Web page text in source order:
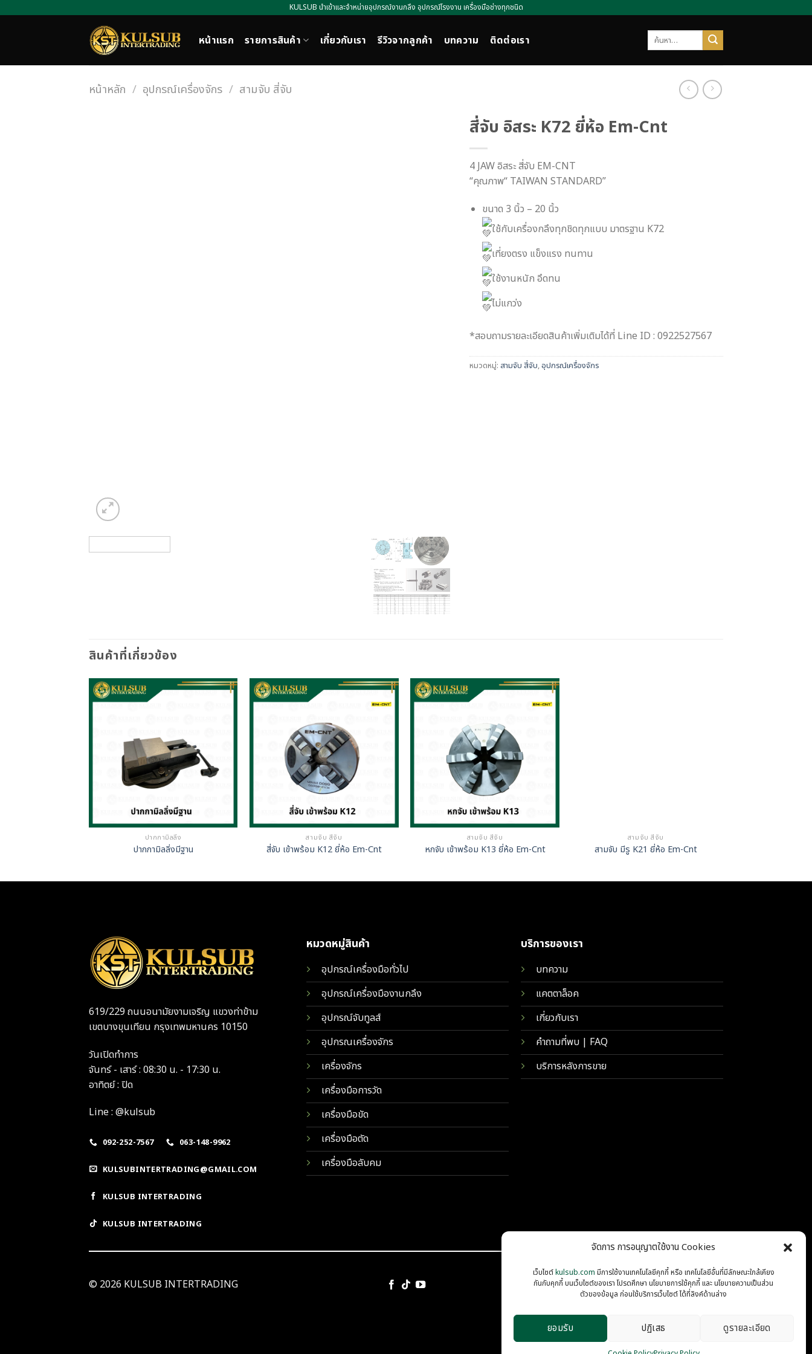
จัดการ การอนุญาตใช้งาน Cookies
เว็บไซต์kulsub.com มีการใช้งานเทคโนโลยีคุกกี้ หรือ เทคโนโลยีอื่นที่มีลักษณะใกล้เคียง
กันกับคุกกี้ บนเว็บไซต์ของเรา โปรดศึกษา นโยบายการใช้คุกกี้ และ นโยบายความเป็นส่วน
ตัวของข้อมูล ก่อนใช้บริการเว็บไซต์ ได้ที่ลิงค์ด้านล่าง
ยอมรับ ปฏิเสธ ดูรายละเอียด
KULSUB นำเข้าและจำหน่ายอุปกรณ์งานกลึง อุปกรณ์โรงงาน เครื่องมือช่างทุกชนิด
หน้าแรก รายการสินค้า เกี่ยวกับเรา รีวิวจากลูกค้า บทความ ติดต่อเรา ค้นหา:
หน้าหลัก / อุปกรณ์เครื่องจักร / สามจับ สี่จับ
สี่จับ อิสระ K72 ยี่ห้อ Em-Cnt
4 JAW อิสระ สี่จับ EM-CNT
“คุณภาพ“ TAIWAN STANDARD”
ขนาด 3 นิ้ว – 20 นิ้ว
ใช้กับเครื่องกลึงทุกชิดทุกแบบ มาตรฐาน K72
เที่ยงตรง แข็งแรง ทนทาน
ใช้งานหนัก อึดทน
ไม่แกว่ง
*สอบถามรายละเอียดสินค้าเพิ่มเติมได้ที่ Line ID : 0922527567
หมวดหมู่: สามจับ สี่จับ,อุปกรณ์เครื่องจักร
สินค้าที่เกี่ยวข้อง
ปากกามิลลิ่ง
ปากกามิลลิ่งมีฐาน
สามจับ สี่จับ
สี่จับ เข้าพร้อม K12 ยี่ห้อ Em-Cnt
สามจับ สี่จับ
หกจับ เข้าพร้อม K13 ยี่ห้อ Em-Cnt
สามจับ สี่จับ
สามจับ มีรู K21 ยี่ห้อ Em-Cnt
619/229 ถนนอนามัยงามเจริญ แขวงท่าข้าม
เขตบางขุนเทียน กรุงเทพมหานคร 10150
วันเปิดทำการ
จันทร์ - เสาร์ : 08:30 น. - 17:30 น.
อาทิตย์ : ปิด
Line : @kulsub
092-252-7567 063-148-9962
KULSUBINTERTRADING@GMAIL.COM
KULSUB INTERTRADING
KULSUB INTERTRADING
หมวดหมู่สินค้า
อุปกรณ์เครื่องมือทั่วไป
อุปกรณ์เครื่องมืองานกลึง
อุปกรณ์จับทูลส์
อุปกรณเครื่องจักร
เครื่องจักร
เครื่องมือการวัด
เครื่องมือขัด
เครื่องมือตัด
เครื่องมือลับคม
บริการของเรา
บทความ
แคตตาล็อค
เกี่ยวกับเรา
คำถามที่พบ | FAQ
บริการหลังการขาย
© 2026 KULSUB INTERTRADING PRIVACY COOKIES